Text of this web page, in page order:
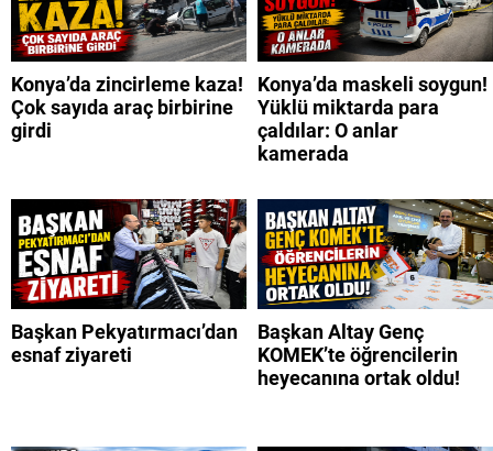
Konya’da zincirleme kaza!
Çok sayıda araç birbirine
girdi
Konya’da maskeli soygun!
Yüklü miktarda para
çaldılar: O anlar
kamerada
Başkan Pekyatırmacı’dan
esnaf ziyareti
Başkan Altay Genç
KOMEK’te öğrencilerin
heyecanına ortak oldu!